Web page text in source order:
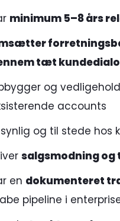
minimum 5–8 års
tæt
og
accounts
synlig og til stede hos
salgsmodning og
en dokumenteret
pipeline i